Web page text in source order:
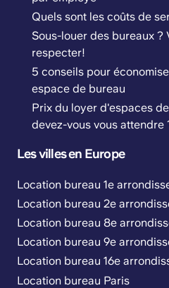
Quels sont les coûts de
Sous-louer des bureaux ?
respecter!
5 conseils pour
espace de bureau
Prix du loyer d'espaces
devez-vous vous attendre
Les villes en Europe
Location bureau 1e
Location bureau 2e
Location bureau 8e
Location bureau 9e
Location bureau 16e
Location bureau Paris